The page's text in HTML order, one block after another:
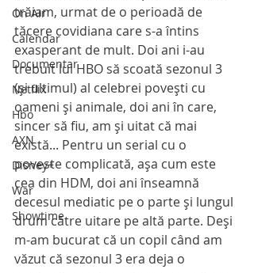
On Air
Calendar
Documentar
Netflix
Hbo
AXN
Disney+
War
Showtime
trăiam, urmat de o perioadă de
tăcere covidiana care s-a întins
exasperant de mult. Doi ani i-au
trebuit lui HBO să scoată sezonul 3
(şi ultimul) al celebrei poveşti cu
oameni şi animale, doi ani în care,
sincer să fiu, am şi uitat că mai
există... Pentru un serial cu o
poveste complicată, aşa cum este
cea din HDM, doi ani înseamnă
decesul mediatic pe o parte şi lungul
drum către uitare pe altă parte. Deşi
m-am bucurat că un copil când am
văzut că sezonul 3 era deja o